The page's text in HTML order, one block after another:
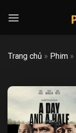
Trang chủ » Phim »